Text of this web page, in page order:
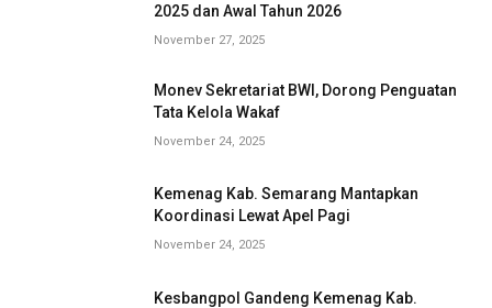
2025 dan Awal Tahun 2026
November 27, 2025
Monev Sekretariat BWI, Dorong Penguatan
Tata Kelola Wakaf
November 24, 2025
Kemenag Kab. Semarang Mantapkan
Koordinasi Lewat Apel Pagi
November 24, 2025
Kesbangpol Gandeng Kemenag Kab.